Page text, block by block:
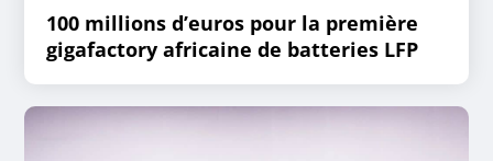
100 millions d’euros pour la première
gigafactory africaine de batteries LFP